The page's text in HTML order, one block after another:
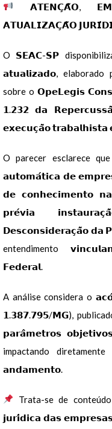
𝗔𝗧𝗘𝗡𝗖̧𝗔̃𝗢,
𝗔𝗧𝗨𝗔𝗟𝗜𝗭𝗔𝗖̧𝗔̃𝗢
O 𝗦𝗘𝗔𝗖-𝗦𝗣
𝗮𝘁𝘂𝗮𝗹𝗶𝘇𝗮𝗱𝗼, elaborado
sobre o 𝗢𝗽𝗲𝗟𝗲𝗴𝗶𝘀
𝟭.𝟮𝟯𝟮 𝗱𝗮
𝗲𝘅𝗲𝗰𝘂𝗰̧𝗮̃𝗼
O parecer esclarece
𝗮𝘂𝘁𝗼𝗺𝗮́𝘁𝗶𝗰𝗮 𝗱𝗲
𝗱𝗲 𝗰𝗼𝗻𝗵𝗲𝗰𝗶𝗺𝗲𝗻𝘁𝗼 𝗻𝗮
𝗽𝗿𝗲́𝘃𝗶𝗮
𝗗𝗲𝘀𝗰𝗼𝗻𝘀𝗶𝗱𝗲𝗿𝗮𝗰̧𝗮̃𝗼 𝗱𝗮
entendimento
𝗙𝗲𝗱𝗲𝗿𝗮𝗹.
A análise considera o
𝟭.𝟯𝟴𝟳.𝟳𝟵𝟱/𝗠𝗚),
𝗽𝗮𝗿𝗮̂𝗺𝗲𝘁𝗿𝗼𝘀
impactando
𝗮𝗻𝗱𝗮𝗺𝗲𝗻𝘁𝗼.
Trata-se de
𝗷𝘂𝗿𝗶́𝗱𝗶𝗰𝗮 𝗱𝗮𝘀